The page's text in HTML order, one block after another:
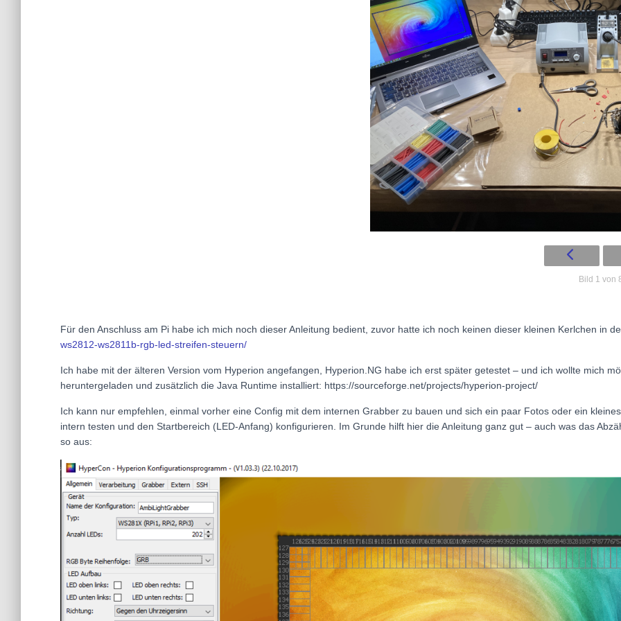
Bild 1 von
Für den Anschluss am Pi habe ich mich noch dieser Anleitung bedient, zuvor hatte ich noch keinen dieser kleinen Kerlchen in
ws2812-ws2811b-rgb-led-streifen-steuern/
Ich habe mit der älteren Version vom Hyperion angefangen, Hyperion.NG habe ich erst später getestet – und ich wollte mich
heruntergeladen und zusätzlich die Java Runtime installiert: https://sourceforge.net/projects/hyperion-project/
Ich kann nur empfehlen, einmal vorher eine Config mit dem internen Grabber zu bauen und sich ein paar Fotos oder ein
intern testen und den Startbereich (LED-Anfang) konfigurieren. Im Grunde hilft hier die Anleitung ganz gut – auch was das
so aus: